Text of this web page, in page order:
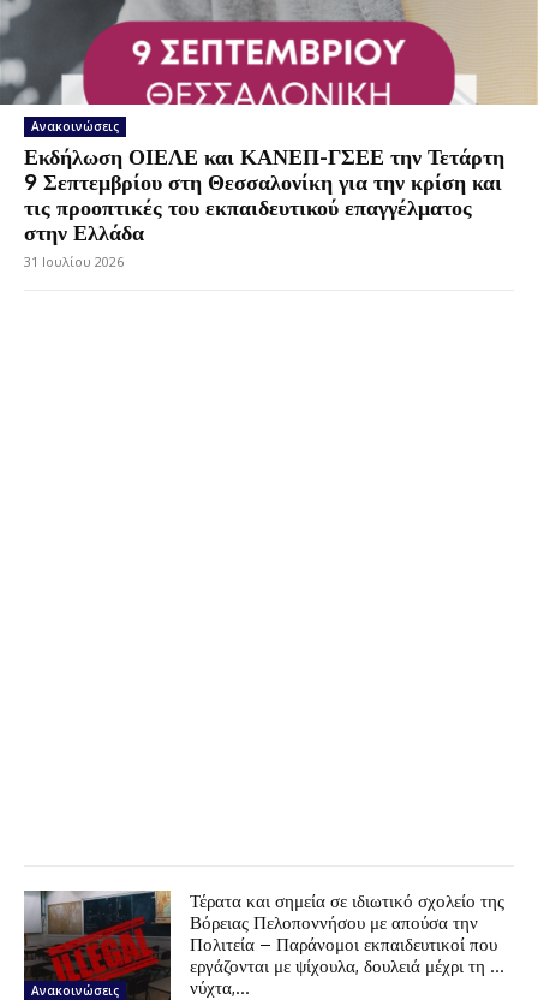
Ανακοινώσεις
Εκδήλωση ΟΙΕΛΕ και ΚΑΝΕΠ-ΓΣΕΕ την Τετάρτη
9 Σεπτεμβρίου στη Θεσσαλονίκη για την κρίση και
τις προοπτικές του εκπαιδευτικού επαγγέλματος
στην Ελλάδα
31 Ιουλίου 2026
Ανακοινώσεις
Τέρατα και σημεία σε ιδιωτικό σχολείο της
Βόρειας Πελοποννήσου με απούσα την
Πολιτεία – Παράνομοι εκπαιδευτικοί που
εργάζονται με ψίχουλα, δουλειά μέχρι τη …
νύχτα,...